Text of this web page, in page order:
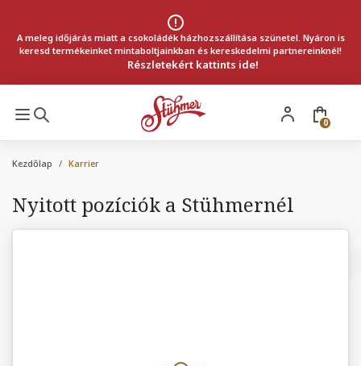
A meleg időjárás miatt a csokoládék házhozszállítása szünetel. Nyáron is
keresd termékeinket mintaboltjainkban és kereskedelmi partnereinknél!
Részletekért kattints ide!
0
Kezdőlap Karrier
Nyitott pozíciók a Stühmernél